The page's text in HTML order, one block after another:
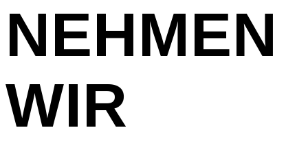
NEHMEN
WIR